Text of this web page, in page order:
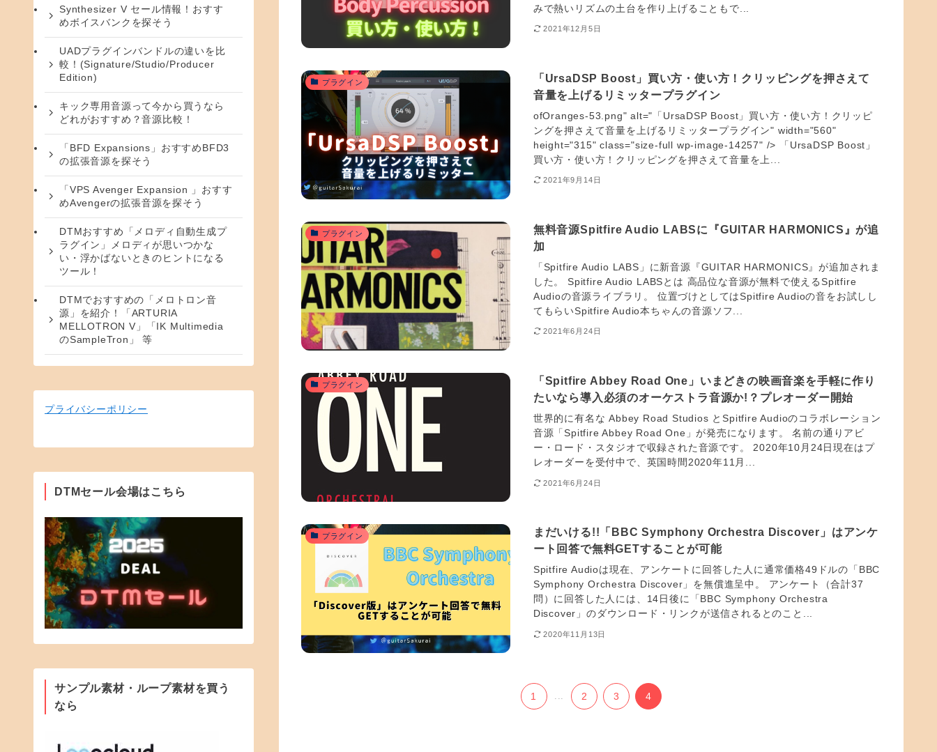
みで熱いリズムの土台を作り上げることもで...
2021年12月5日
プラグイン
「UrsaDSP Boost」買い方・使い方！クリッピングを押さえて
音量を上げるリミッタープラグイン
ofOranges-53.png" alt="「UrsaDSP Boost」買い方・使い方！クリッピ
ングを押さえて音量を上げるリミッタープラグイン" width="560"
height="315" class="size-full wp-image-14257" /> 「UrsaDSP Boost」
買い方・使い方！クリッピングを押さえて音量を上...
2021年9月14日
プラグイン
無料音源Spitfire Audio LABSに『GUITAR HARMONICS』が追
加
「Spitfire Audio LABS」に新音源『GUITAR HARMONICS』が追加されま
した。 Spitfire Audio LABSとは 高品位な音源が無料で使えるSpitfire
Audioの音源ライブラリ。 位置づけとしてはSpitfire Audioの音をお試しし
てもらいSpitfire Audio本ちゃんの音源ソフ...
2021年6月24日
プラグイン
「Spitfire Abbey Road One」いまどきの映画音楽を手軽に作り
たいなら導入必須のオーケストラ音源か!？プレオーダー開始
世界的に有名な Abbey Road Studios とSpitfire Audioのコラボレーション
音源「Spitfire Abbey Road One」が発売になります。 名前の通りアビ
ー・ロード・スタジオで収録された音源です。 2020年10月24日現在はプ
レオーダーを受付中で、英国時間2020年11月...
2021年6月24日
プラグイン
まだいける!!「BBC Symphony Orchestra Discover」はアンケ
ート回答で無料GETすることが可能
Spitfire Audioは現在、アンケートに回答した人に通常価格49ドルの「BBC
Symphony Orchestra Discover」を無償進呈中。 アンケート（合計37
問）に回答した人には、14日後に「BBC Symphony Orchestra
Discover」のダウンロード・リンクが送信されるとのこと...
2020年11月13日
1 ... 2 3 4
Synthesizer V セール情報！おすす
めボイスバンクを探そう
UADプラグインバンドルの違いを比
較！(Signature/Studio/Producer
Edition)
キック専用音源って今から買うなら
どれがおすすめ？音源比較！
「BFD Expansions」おすすめBFD3
の拡張音源を探そう
「VPS Avenger Expansion 」おすす
めAvengerの拡張音源を探そう
DTMおすすめ「メロディ自動生成プ
ラグイン」メロディが思いつかな
い・浮かばないときのヒントになる
ツール！
DTMでおすすめの「メロトロン音
源」を紹介！「ARTURIA
MELLOTRON V」「IK Multimedia
のSampleTron」 等
プライバシーポリシー
DTMセール会場はこちら
サンプル素材・ループ素材を買う
なら